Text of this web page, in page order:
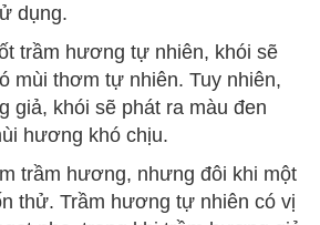
dụng.
trầm hương tự nhiên, khói sẽ
mùi thơm tự nhiên. Tuy nhiên,
giả, khói sẽ phát ra màu đen
hương khó chịu.
trầm hương, nhưng đôi khi một
thử. Trầm hương tự nhiên có vị